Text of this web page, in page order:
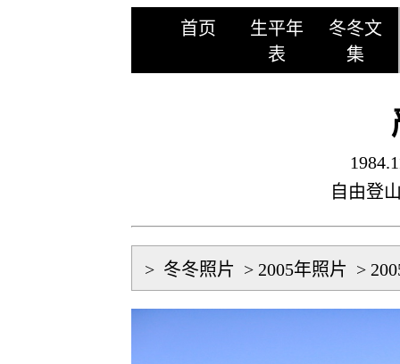
首页
生平年
表
冬冬文
集
自由登
> 冬冬照片 > 2005年照片 >